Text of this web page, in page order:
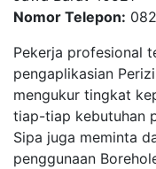
Nomor Telepon:
Pekerja profesional
pengaplikasian
mengukur tingkat
tiap-tiap kebutuhan
Sipa juga meminta
penggunaan